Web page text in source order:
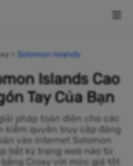
Solomon Islands
Islands Cao
Tay Của Bạn
pháp toàn diện cho các
kiếm quyền truy cập đáng
vào internet Solomon
bất kỳ trang web nào từ
bằng Croxy với mức giá tốt